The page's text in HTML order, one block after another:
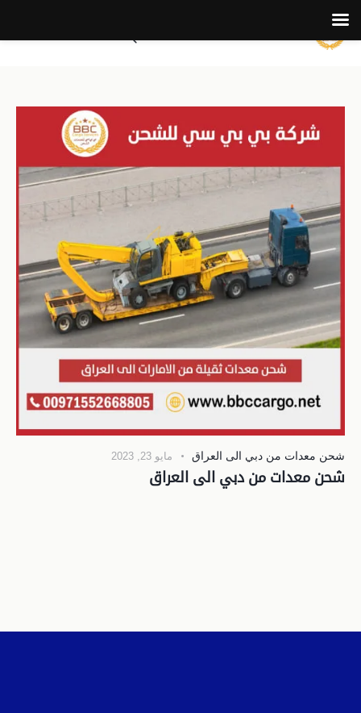
شحن معدات من دبي الى العراق مايو 23, 2023
شحن معدات من دبي الى العراق